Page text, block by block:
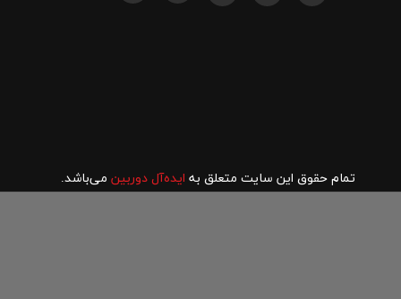
تمام حقوق این سایت متعلق به ایده‌آل دوربین می‌باشد.